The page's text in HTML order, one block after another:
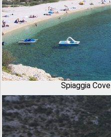
Spiaggia